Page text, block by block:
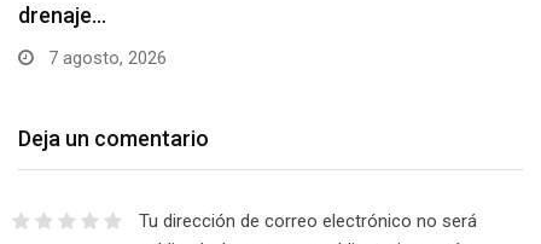
drenaje…
7 agosto, 2026
Deja un comentario
Tu dirección de correo electrónico no será